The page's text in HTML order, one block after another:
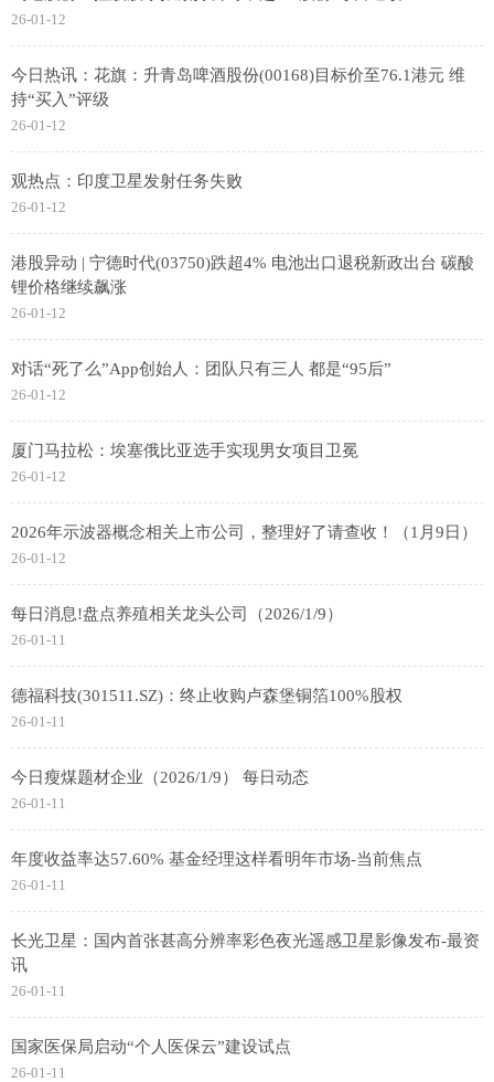
26-01-12
今日热讯：花旗：升青岛啤酒股份(00168)目标价至76.1港元 维
持“买入”评级
26-01-12
观热点：印度卫星发射任务失败
26-01-12
港股异动 | 宁德时代(03750)跌超4% 电池出口退税新政出台 碳酸
锂价格继续飙涨
26-01-12
对话“死了么”App创始人：团队只有三人 都是“95后”
26-01-12
厦门马拉松：埃塞俄比亚选手实现男女项目卫冕
26-01-12
2026年示波器概念相关上市公司，整理好了请查收！（1月9日）
26-01-12
每日消息!盘点养殖相关龙头公司（2026/1/9）
26-01-11
德福科技(301511.SZ)：终止收购卢森堡铜箔100%股权
26-01-11
今日瘦煤题材企业（2026/1/9） 每日动态
26-01-11
年度收益率达57.60% 基金经理这样看明年市场-当前焦点
26-01-11
长光卫星：国内首张甚高分辨率彩色夜光遥感卫星影像发布-最资
讯
26-01-11
国家医保局启动“个人医保云”建设试点
26-01-11